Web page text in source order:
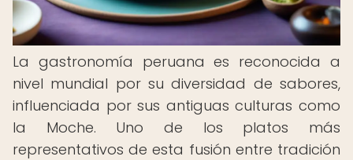
La gastronomía peruana es reconocida a
nivel mundial por su diversidad de sabores,
influenciada por sus antiguas culturas como
la Moche. Uno de los platos más
representativos de esta fusión entre tradición